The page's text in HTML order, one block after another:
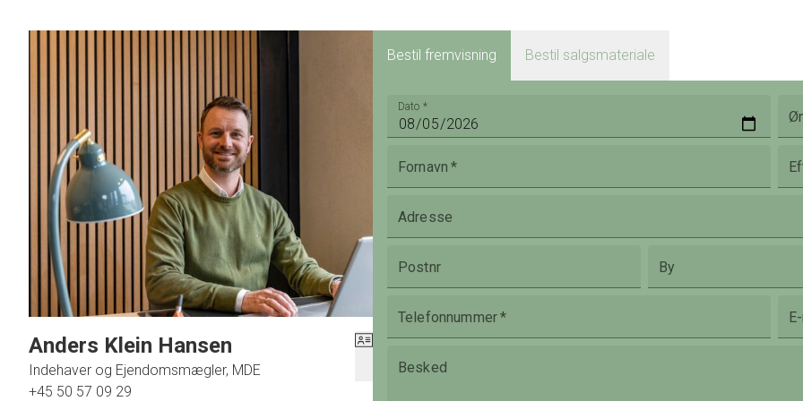
Anders Klein Hansen
Indehaver og Ejendomsmægler, MDE
+45 50 57 09 29
Bestil fremvisning Bestil salgsmateriale
Dato *
Fornavn *
Adresse
Postnr By
Telefonnummer*
Besked